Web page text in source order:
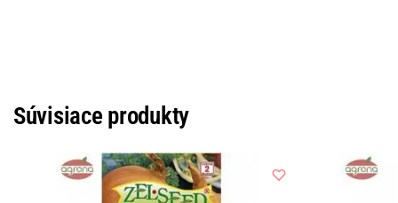
Súvisiace produkty